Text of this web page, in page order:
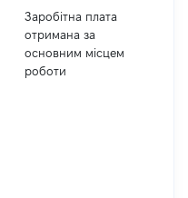
Заробітна плата
отримана за
основним місцем
роботи